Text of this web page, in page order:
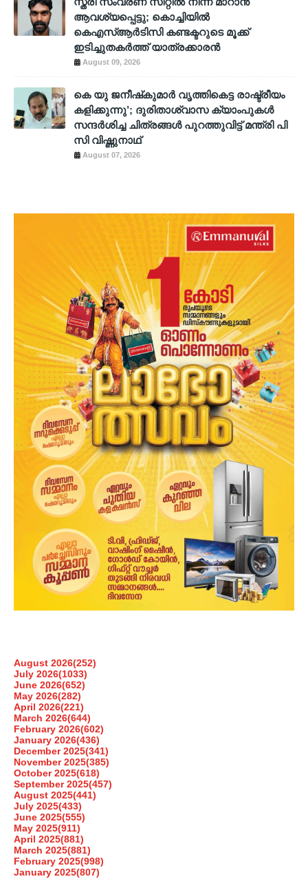
ആവശ്യപ്പെട്ടു; കൊച്ചിയിൽ
കെഎസ്ആർടിസി കണ്ടക്ടറുടെ മൂക്ക്
ഇടിച്ചുതകർത്ത് യാത്രക്കാരൻ
August 09, 2026
കെ യു ജനീഷ്‌കുമാര്‍ വൃത്തികെട്ട രാഷ്ട്രീയം
കളിക്കുന്നു’; ദുരിതാശ്വാസ ക്യാംപുകള്‍
സന്ദര്‍ശിച്ച ചിത്രങ്ങള്‍ പുറത്തുവിട്ട് മന്ത്രി പി
സി വിഷ്ണുനാഥ്
August 07, 2026
August 2026(252)
July 2026(1033)
June 2026(652)
May 2026(282)
April 2026(221)
March 2026(644)
February 2026(602)
January 2026(436)
December 2025(341)
November 2025(385)
October 2025(618)
September 2025(457)
August 2025(441)
July 2025(433)
June 2025(555)
May 2025(911)
April 2025(881)
March 2025(881)
February 2025(998)
January 2025(807)